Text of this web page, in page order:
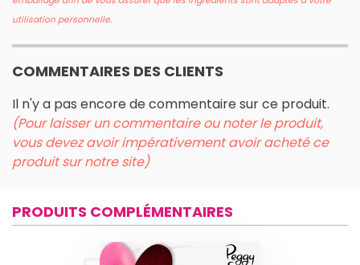
utilisation personnelle.
COMMENTAIRES DES CLIENTS
Il n'y a pas encore de commentaire sur ce produit.
(Pour laisser un commentaire ou noter le produit,
vous devez avoir impérativement avoir acheté ce
produit sur notre site)
PRODUITS COMPLÉMENTAIRES